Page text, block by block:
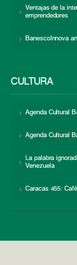
Ventajas de la
emprendedores
BanescoInnova
CULTURA
Agenda Cultural
Agenda Cultural
La palabra
Venezuela
Caracas 455: